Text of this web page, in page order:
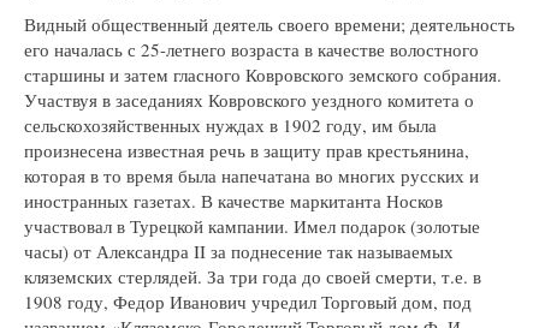
Видный общественный деятель своего времени; деятельность
его началась с 25-летнего возраста в качестве волостного
старшины и затем гласного Ковровского земского собрания.
Участвуя в заседаниях Ковровского уездного комитета о
сельскохозяйственных нуждах в 1902 году, им была
произнесена известная речь в защиту прав крестьянина,
которая в то время была напечатана во многих русских и
иностранных газетах. В качестве маркитанта Носков
участвовал в Турецкой кампании. Имел подарок (золотые
часы) от Александра II за поднесение так называемых
кляземских стерлядей. За три года до своей смерти, т.е. в
1908 году, Федор Иванович учредил Торговый дом, под